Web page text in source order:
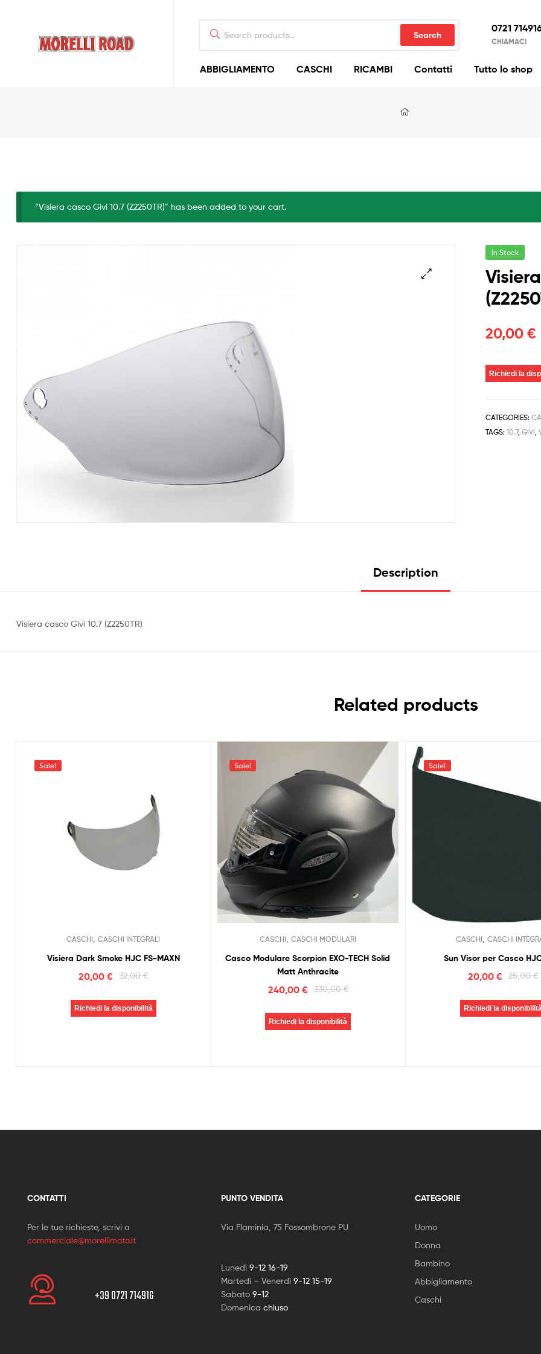
Search
0721
CHIAMACI
ABBIGLIAMENTO CASCHI RICAMBI Contatti Tutto lo shop
“Visiera casco Givi 10.7 (Z2250TR)” has been added to your cart.
In Stock
20,00€
Richiedi la
CATEGORIES:
TAGS:10.7,GIVI,
Description
Visiera casco Givi 10.7 (Z2250TR)
Related products
Sale!
CASCHI ,CASCHI INTEGRALI
Visiera Dark Smoke HJC FS-MAXN
32,00€
20,00€
Richiedi la disponibilità
Sale!
CASCHI ,CASCHI MODULARI
Casco Modulare Scorpion EXO-TECH Solid
Matt Anthracite
330,00€
240,00 €
Richiedi la disponibilità
Sale!
CASCHI ,CASCHI
Sun Visor per Casco
25,00€
20,00 €
Richiedi la
CONTATTI
Per le tue richieste, scrivi a
commerciale@morellimoto.it
+39 0721 714916
PUNTO VENDITA
Via Flaminia, 75 Fossombrone PU
Lunedì 9-12 16-19
Martedì – Venerdì 9-12 15-19
Sabato 9-12
Domenica chiuso
CATEGORIE
Uomo
Donna
Bambino
Abbigliamento
Caschi